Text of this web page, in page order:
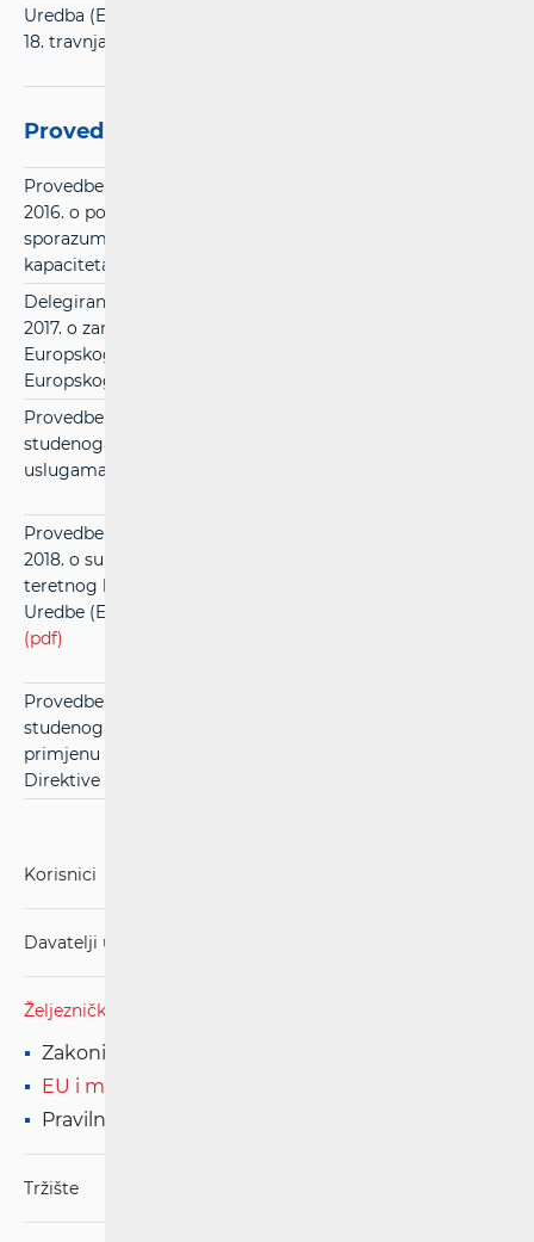
Uredba (EU) 2018/643 Europskog parlamenta i Vijeća od
18. travnja 2018. o statistici željezničkog prijevoza
Provedbene uredbe i Delegirane odluke
Provedbena uredba Komisije (EU) 2016/545 оd 7. travnja
2016. o postupcima i kriterijima u pogledu okvirnih
sporazuma za dodjelu željezničkog infrastrukturnog
kapaciteta
Delegirana odluka Komisije (EU) 2017/2075 оd 4. rujna
2017. o zamjeni Priloga VII. Direktivi 2012/34/EU
Europskog parlamenta i Vijeća o uspostavi jedinstvenog
Europskog željezničkog prostora
Provedbena uredba Komisije (EU) 2017/2177 od 22.
studenoga 2017. o pristupu uslužnim objektima i
uslugama povezanima sa željeznicom
Provedbena odluka Komisije (EU) 2018/500 оd 22. ožujka
2018. o sukladnosti prijedloga za uspostavu željezničkog
teretnog koridora Alpe-zapadni Balkan s člankom 5.
Uredbe (EU) br. 913/2010 Europskog parlamenta i Vijeća
(pdf)
Provedbena uredba Komisije (EU) 2018/1795 d 20.
studenoga 2018. o utvrđivanju postupka i kriterija za
primjenu testa ekonomske ravnoteže na temelju članka 11.
Direktive 2012/34/EU Europskog parlamenta i Vijeća
Korisnici
Davatelji usluga
Željeznički propisi
Zakoni
EU i međunarodni propisi
Pravilnici
Tržište